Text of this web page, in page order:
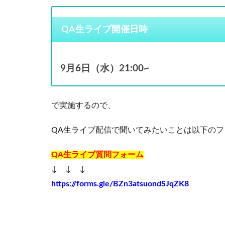
QA生ライブ開催日時
9月6日（水）21:00~
で実施するので、
QA生ライブ配信で聞いてみたいことは以下の
QA生ライブ質問フォーム
↓ ↓ ↓
https://forms.gle/BZn3atsuondSJqZK8